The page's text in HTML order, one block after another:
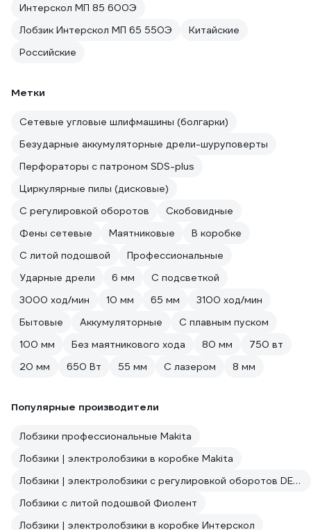
Интерскол МП 85 600Э
Лобзик Интерскол МП 65 550Э
Китайские
Российские
Метки
Сетевые угловые шлифмашины (болгарки)
Безударные аккумуляторные дрели-шуруповерты
Перфораторы с патроном SDS-plus
Циркулярные пилы (дисковые)
С регулировкой оборотов
Скобовидные
Фены сетевые
Маятниковые
В коробке
С литой подошвой
Профессиональные
Ударные дрели
6 мм
С подсветкой
3000 ход/мин
10 мм 65 мм
3100 ход/мин
Бытовые
Аккумуляторные
С плавным пуском
100 мм
Без маятникового хода 80 мм
750 вт
20 мм
650 Вт 55 мм С лазером 8 мм
Популярные производители
Лобзики профессиональные Makita
Лобзики | электролобзики в коробке Makita
Лобзики | электролобзики с регулировкой оборотов DEKO
Лобзики с литой подошвой Фиолент
Лобзики | электролобзики в коробке Интерскол